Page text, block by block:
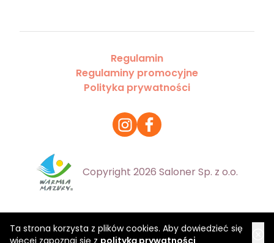
Ta strona korzysta z plików cookies. Aby dowiedzieć się
więcej zapoznaj się z polityką prywatności
Regulamin
Regulaminy promocyjne
Polityka prywatności
Copyright 2026 Saloner Sp. z o.o.